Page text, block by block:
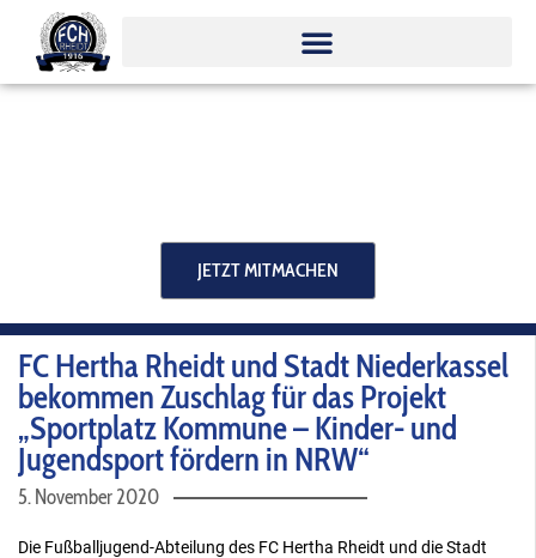
Inhalt
springen
JETZT MITMACHEN
FC Hertha Rheidt und Stadt Niederkassel
bekommen Zuschlag für das Projekt
„Sportplatz Kommune – Kinder- und
Jugendsport fördern in NRW“
5. November 2020
Die Fußballjugend-Abteilung des FC Hertha Rheidt und die Stadt